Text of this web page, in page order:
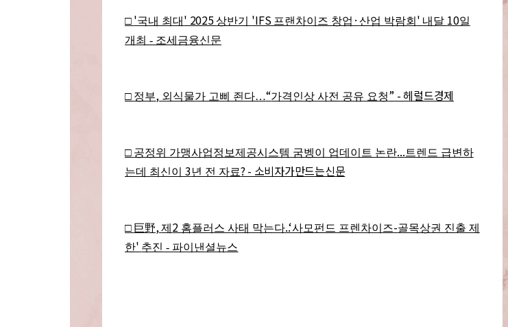
□ '국내 최대 ' 2025상반기 'IFS 프랜차이즈 창업 · 산업 박람회 ' 내달 10일
개최 - 조세금융신문
□ 정부, 외식물가 고삐 죈다…“가격인상 사전 공유 요청” - 헤럴드경제
□ 공정위 가맹사업정보제공시스템 굼벵이 업데이트 논란... 트렌드 급변하
는데 최신이 3년 전 자료? - 소비자가만드는신문
□ 巨野,제 2 홈플러스 사태 막는다..‘사모펀드 프렌차이즈-골목상권 진출 제
한' 추진 - 파이낸셜뉴스